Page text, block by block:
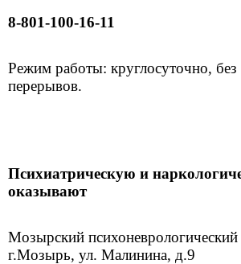
8-801-100-16-11
Режим работы: круглосуточно,
перерывов.
Психиатрическую и
оказывают
Мозырский психоневрологический
г.Мозырь, ул. Малинина, д.9